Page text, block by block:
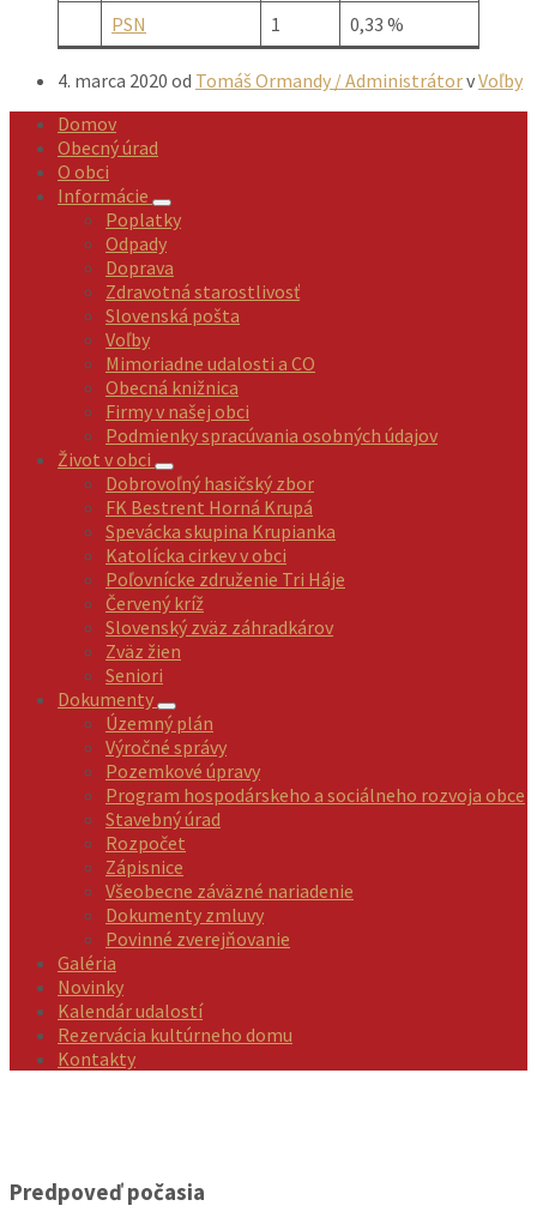
PSN 1 0,33 %
4. marca 2020 od Tomáš Ormandy / AdministrátorvVoľby
Domov
Obecný úrad
O obci
Informácie
Poplatky
Odpady
Doprava
Zdravotná starostlivosť
Slovenská pošta
Voľby
Mimoriadne udalosti a CO
Obecná knižnica
Firmy v našej obci
Podmienky spracúvania osobných údajov
Život v obci
Dobrovoľný hasičský zbor
FK Bestrent Horná Krupá
Spevácka skupina Krupianka
Katolícka cirkev v obci
Poľovnícke združenie Tri Háje
Červený kríž
Slovenský zväz záhradkárov
Zväz žien
Seniori
Dokumenty
Územný plán
Výročné správy
Pozemkové úpravy
Program hospodárskeho a sociálneho rozvoja obce
Stavebný úrad
Rozpočet
Zápisnice
Všeobecne záväzné nariadenie
Dokumenty zmluvy
Povinné zverejňovanie
Galéria
Novinky
Kalendár udalostí
Rezervácia kultúrneho domu
Kontakty
Predpoveď počasia